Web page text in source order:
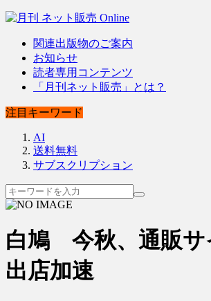
関連出版物のご案内
お知らせ
読者専用コンテンツ
「月刊ネット販売」とは？
注目キーワード
AI
送料無料
サブスクリプション
白鳩 今秋、通販サ
出店加速